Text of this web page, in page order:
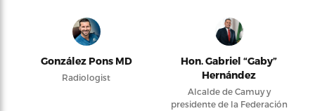
González Pons MD
Radiologist
Hon. Gabriel “Gaby”
Hernández
Alcalde de Camuy y
presidente de la Federación